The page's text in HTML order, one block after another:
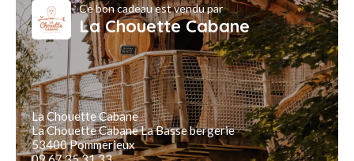
Ce bon cadeau est vendu par
La Chouette Cabane
La Chouette Cabane
La Chouette Cabane La Basse bergerie
53400 Pommerieux